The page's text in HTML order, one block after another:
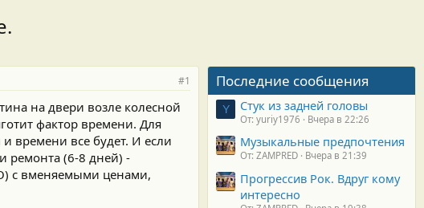
#1
на двери возле колесной
фактор времени. Для
времени все будет. И если
ремонта (6-8 дней) -
с вменяемыми ценами,
Последние сообщения
Y Стук из задней головы
От: yuriy1976 Вчера в 22:26
Музыкальные предпочтения
От: ZAMPRED Вчера в 21:39
Прогрессив Рок. Вдруг кому
интересно